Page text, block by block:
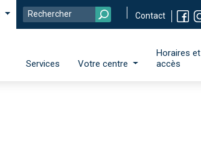
Contact
Services Votre centre
Horaires et
accès